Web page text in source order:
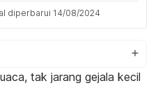
diperbarui 14/08/2024
tak jarang gejala kecil